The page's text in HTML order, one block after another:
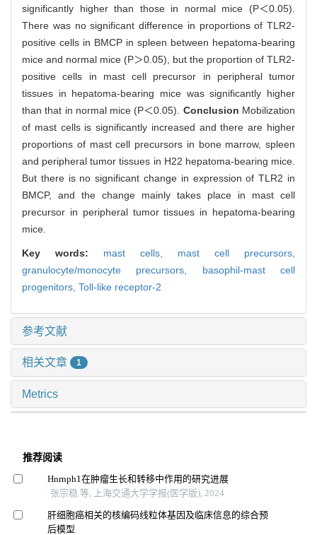
significantly higher than those in normal mice (P＜0.05).
There was no significant difference in proportions of TLR2-
positive cells in BMCP in spleen between hepatoma-bearing
mice and normal mice (P＞0.05), but the proportion of TLR2-
positive cells in mast cell precursor in peripheral tumor
tissues in hepatoma-bearing mice was significantly higher
than that in normal mice (P＜0.05). Conclusion Mobilization
of mast cells is significantly increased and there are higher
proportions of mast cell precursors in bone marrow, spleen
and peripheral tumor tissues in H22 hepatoma-bearing mice.
But there is no significant change in expression of TLR2 in
BMCP, and the change mainly takes place in mast cell
precursor in peripheral tumor tissues in hepatoma-bearing
mice.
Key words: mast cells, mast cell precursors,
granulocyte/monocyte precursors, basophil-mast cell
progenitors, Toll-like receptor-2
参考文献
相关文章 1
Metrics
推荐阅读
Hnrnph1在肿瘤生长和转移中作用的研究进展
张宗稳 等, 上海交通大学学报(医学版), 2024
肝细胞癌相关的核编码线粒体基因及临床信息的综合预
后模型